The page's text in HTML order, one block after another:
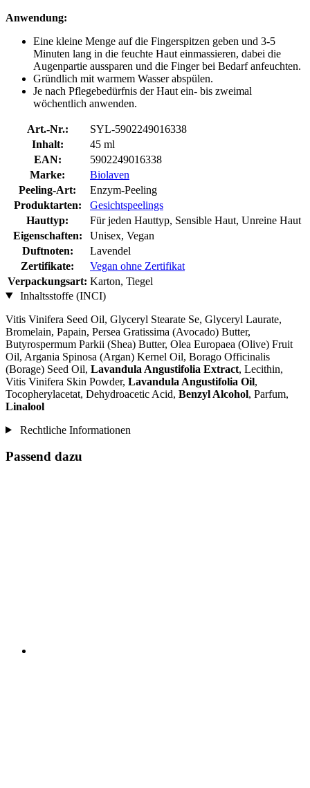
Anwendung:
Eine kleine Menge auf die Fingerspitzen geben und 3-5
Minuten lang in die feuchte Haut einmassieren, dabei die
Augenpartie aussparen und die Finger bei Bedarf anfeuchten.
Gründlich mit warmem Wasser abspülen.
Je nach Pflegebedürfnis der Haut ein- bis zweimal
wöchentlich anwenden.
Art.-Nr.:
SYL-5902249016338
Inhalt:
45 ml
EAN:
5902249016338
Marke:
Biolaven
Peeling-Art:
Enzym-Peeling
Produktarten:
Gesichtspeelings
Hauttyp:
Für jeden Hauttyp, Sensible Haut, Unreine Haut
Eigenschaften:
Unisex, Vegan
Duftnoten:
Lavendel
Zertifikate:
Vegan ohne Zertifikat
Verpackungsart: Karton, Tiegel
Inhaltsstoffe (INCI)
Vitis Vinifera Seed Oil, Glyceryl Stearate Se, Glyceryl Laurate,
Bromelain, Papain, Persea Gratissima (Avocado) Butter,
Butyrospermum Parkii (Shea) Butter, Olea Europaea (Olive) Fruit
Oil, Argania Spinosa (Argan) Kernel Oil, Borago Officinalis
(Borage) Seed Oil, Lavandula Angustifolia Extract, Lecithin,
Vitis Vinifera Skin Powder, Lavandula Angustifolia Oil,
Tocopherylacetat, Dehydroacetic Acid, Benzyl Alcohol, Parfum,
Linalool
Rechtliche Informationen
Passend dazu